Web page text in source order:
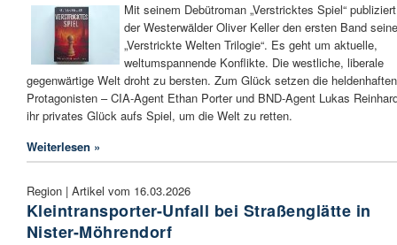
Mit seinem Debütroman „Verstricktes Spiel“ publiziert
der Westerwälder Oliver Keller den ersten Band
„Verstrickte Welten Trilogie“. Es geht um aktuelle,
weltumspannende Konflikte. Die westliche, liberale
gegenwärtige Welt droht zu bersten. Zum Glück setzen die heldenhaften
Protagonisten – CIA-Agent Ethan Porter und BND-Agent Lukas
ihr privates Glück aufs Spiel, um die Welt zu retten.
Weiterlesen »
Region | Artikel vom 16.03.2026
Kleintransporter-Unfall bei Straßenglätte in
Nister-Möhrendorf